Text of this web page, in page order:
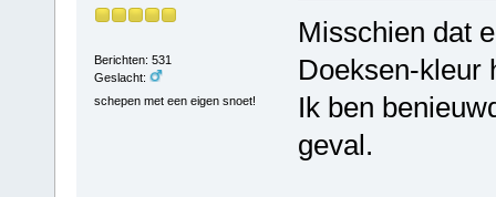
Berichten: 531
Geslacht:
schepen met een eigen snoet!
Misschien dat
Doeksen-kleur
Ik ben
geval.